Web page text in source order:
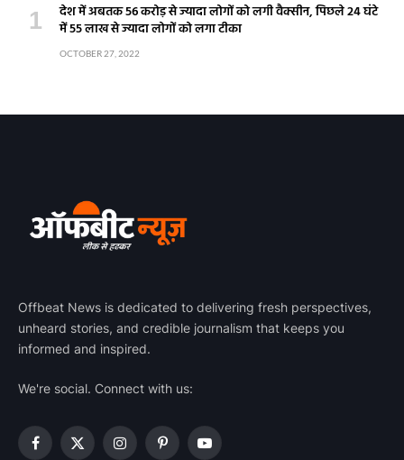
देश में अबतक 56 करोड़ से ज्यादा लोगों को लगी वैक्सीन, पिछले 24 घंटे
में 55 लाख से ज्यादा लोगों को लगा टीका
OCTOBER 27, 2022
Offbeat News is dedicated to delivering fresh perspectives,
unheard stories, and credible journalism that keeps you
informed and inspired.
We're social. Connect with us:
Facebook
X
InstagramPinterestYouTube